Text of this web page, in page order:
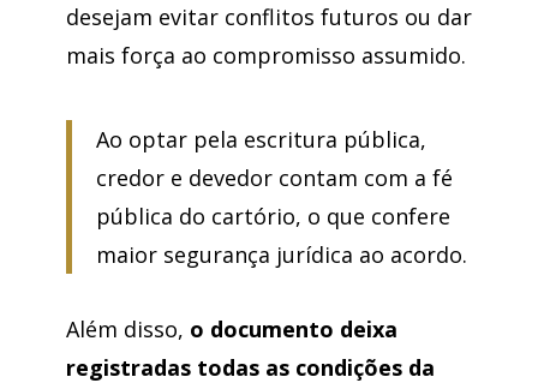
desejam evitar conflitos futuros ou dar
mais força ao compromisso assumido.
Ao optar pela escritura pública,
credor e devedor contam com a fé
pública do cartório, o que confere
maior segurança jurídica ao acordo.
Além disso, o documento deixa
registradas todas as condições da